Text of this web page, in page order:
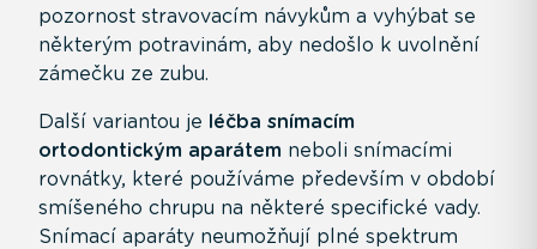
pozornost stravovacím návykům a vyhýbat se
některým potravinám, aby nedošlo k uvolnění
zámečku ze zubu.
Další variantou je léčba snímacím
ortodontickým aparátem neboli snímacími
rovnátky, které používáme především v období
smíšeného chrupu na některé specifické vady.
Snímací aparáty neumožňují plné spektrum